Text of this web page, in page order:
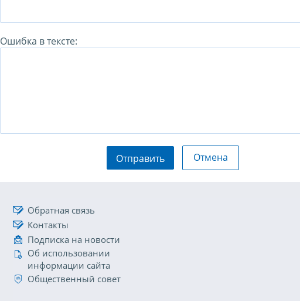
Ошибка в тексте:
Отправить Отмена
Обратная связь
Контакты
Подписка на новости
Об использовании
информации сайта
Общественный совет